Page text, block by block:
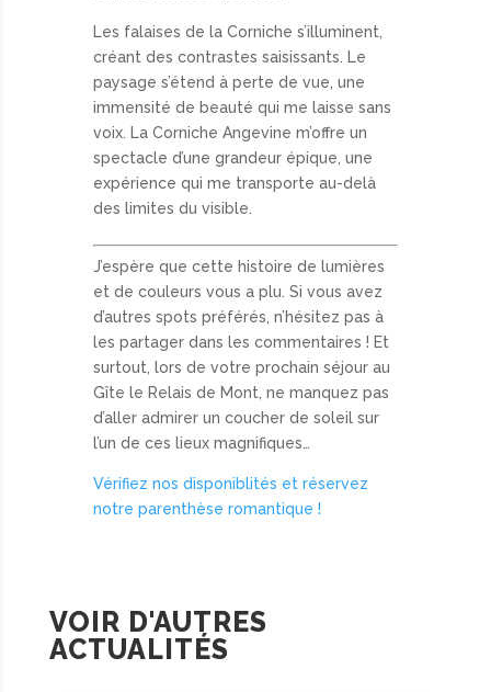
Les falaises de la Corniche s’illuminent,
créant des contrastes saisissants. Le
paysage s’étend à perte de vue, une
immensité de beauté qui me laisse sans
voix. La Corniche Angevine m’offre un
spectacle d’une grandeur épique, une
expérience qui me transporte au-delà
des limites du visible.
J’espère que cette histoire de lumières
et de couleurs vous a plu. Si vous avez
d’autres spots préférés, n’hésitez pas à
les partager dans les commentaires ! Et
surtout, lors de votre prochain séjour au
Gîte le Relais de Mont, ne manquez pas
d’aller admirer un coucher de soleil sur
l’un de ces lieux magnifiques…
Vérifiez nos disponiblités et réservez
notre parenthèse romantique !
VOIR D'AUTRES
ACTUALITÉS